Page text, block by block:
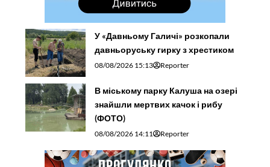
У «Давньому Галичі» розкопали
давньоруську гирку з хрестиком
08/08/2026 15:13 Reporter
В міському парку Калуша на озері
знайшли мертвих качок і рибу
(ФОТО)
08/08/2026 14:11 Reporter